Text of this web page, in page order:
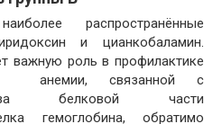
распространённые
и цианкобаламин.
важную роль в профилактике
анемии, связанной с
белковой части
гемоглобина, обратимо